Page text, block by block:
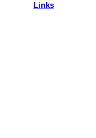
Links